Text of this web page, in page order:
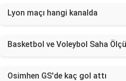
Lyon maçı hangi kanalda
Basketbol ve Voleybol Saha
Osimhen GS'de kaç gol attı